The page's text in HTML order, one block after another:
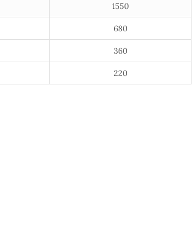
1550
680
360
220